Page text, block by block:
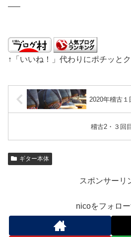
—–
↑「いいね！」代わりにポチッと
2020年稽古１
稽古2・３回
ギター本体
スポンサーリ
nicoをフォロ